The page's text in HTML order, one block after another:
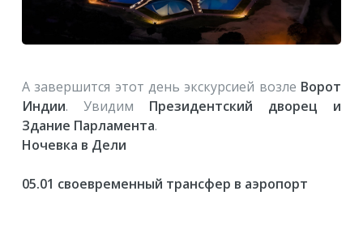
А завершится этот день экскурсией возле Ворот
Индии. Увидим Президентский дворец и
Здание Парламента.
Ночевка в Дели
05.01 своевременный трансфер в аэропорт